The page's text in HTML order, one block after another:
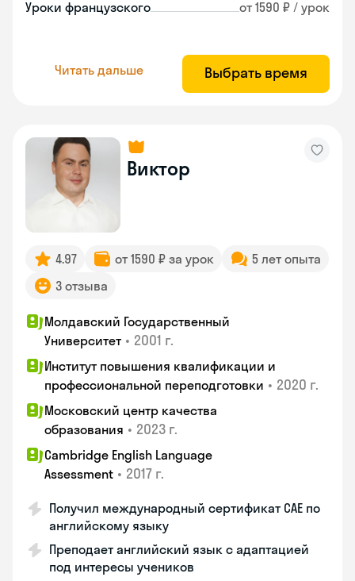
Уроки французского от 1590 ₽ / урок
Читать дальше Выбрать время
Виктор
4.97 от 1590 ₽ за урок
5 лет опыта
3 отзыва
Молдавский Государственный
Университет • 2001 г.
Институт повышения квалификации и
профессиональной переподготовки • 2020 г.
Московский центр качества
образования • 2023 г.
Cambridge English Language
Assessment • 2017 г.
Получил международный сертификат CAE по
английскому языку
Преподает английский язык с адаптацией
под интересы учеников